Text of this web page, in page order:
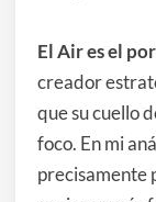
El Air es el
creador
que su cuello
foco. En mi
precisamente